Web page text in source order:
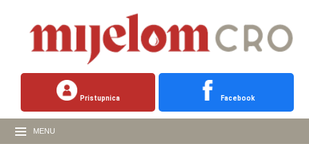
Pristupnica Facebook
MENU